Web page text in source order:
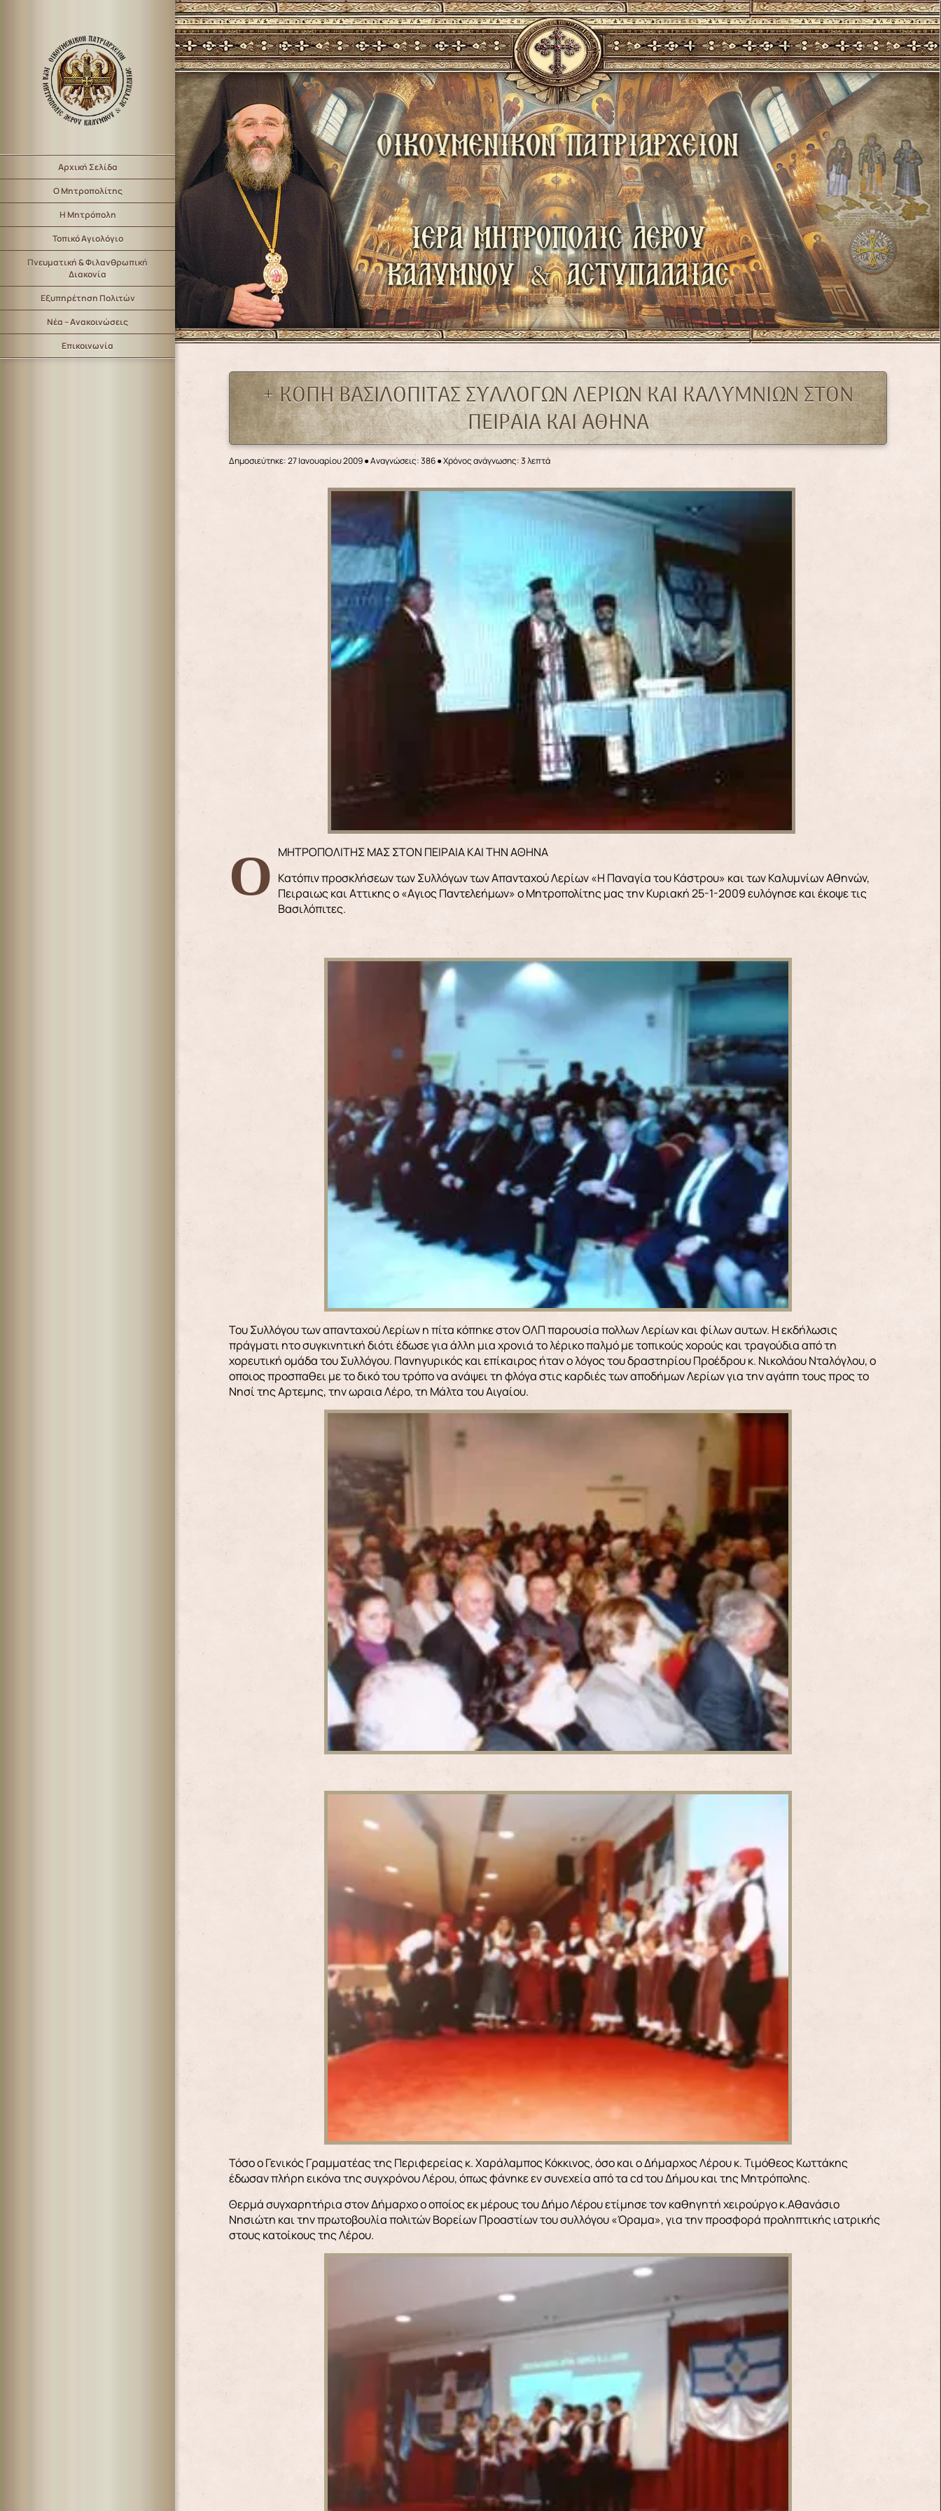
Αρχική Σελίδα
Ο Μητροπολίτης
Η Μητρόπολη
Τοπικό Αγιολόγιο
Πνευματική & Φιλανθρωπική
Διακονία
Εξυπηρέτηση Πολιτών
Νέα – Ανακοινώσεις
Επικοινωνία
+ ΚΟΠΗ ΒΑΣΙΛΟΠΙΤΑΣ ΣΥΛΛΟΓΩΝ ΛΕΡΙΩΝ ΚΑΙ ΚΑΛΥΜΝΙΩΝ ΣΤΟΝ
ΠΕΙΡΑΙΑ ΚΑΙ ΑΘΗΝΑ
Δημοσιεύτηκε: 27 Ιανουαρίου 2009●Αναγνώσεις: 386● Χρόνος ανάγνωσης: 3 λεπτά
Ο ΜΗΤΡΟΠΟΛΙΤΗΣ ΜΑΣ ΣΤΟΝ ΠΕΙΡΑΙΑ ΚΑΙ ΤΗΝ ΑΘΗΝΑ
Κατόπιν προσκλήσεων των Συλλόγων των Απανταχού Λερίων «Η Παναγία του Κάστρου» και των Καλυμνίων Αθηνών,
Πειραιως και Αττικης ο «Aγιος Παντελεήμων» ο Μητροπολίτης μας την Κυριακή 25-1-2009 ευλόγησε και έκοψε τις
Βασιλόπιτες.
Του Συλλόγου των απανταχού Λερίων η πίτα κόπηκε στον ΟΛΠ παρουσία πολλων Λερίων και φίλων αυτων. Η εκδήλωσις
πράγματι ητο συγκινητική διότι έδωσε για άλλη μια χρονιά το λέρικο παλμό με τοπικούς χορούς και τραγούδια από τη
χορευτική ομάδα του Συλλόγου. Πανηγυρικός και επίκαιρος ήταν ο λόγος του δραστηρίου Προέδρου κ. Νικολάου Νταλόγλου, ο
οποιος προσπαθει με το δικό του τρόπο να ανάψει τη φλόγα στις καρδιές των αποδήμων Λερίων για την αγάπη τους προς το
Νησί της Aρτεμης, την ωραια Λέρο, τη Μάλτα του Αιγαίου.
Τόσο ο Γενικός Γραμματέας της Περιφερείας κ. Χαράλαμπος Κόκκινος, όσο και ο Δήμαρχος Λέρου κ. Τιμόθεος Κωττάκης
έδωσαν πλήρη εικόνα της συγχρόνου Λέρου, όπως φάνηκε εν συνεχεία από τα cd του Δήμου και της Μητρόπολης.
Θερμά συγχαρητήρια στον Δήμαρχο ο οποίος εκ μέρους του Δήμο Λέρου ετίμησε τον καθηγητή χειρούργο κ.Αθανάσιο
Νησιώτη και την πρωτοβουλία πολιτών Βορείων Προαστίων του συλλόγου «Όραμα», για την προσφορά προληπτικής ιατρικής
στους κατοίκους της Λέρου.